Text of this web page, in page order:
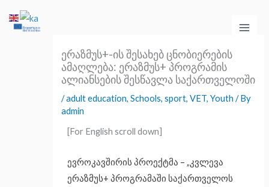
ერაზმუს+-ის შესახებ ცნობიერების
ამაღლება: ერაზმუს+ პროგრამის
ალიანსების შესწავლა საქართველოში​
/adult education,Schools,sport,VET,Youth / By
admin
[For English scroll down]
ევროკავშირის პროექტმა – „კვლევა
ერაზმუს+ პროგრამაში საქართველოს